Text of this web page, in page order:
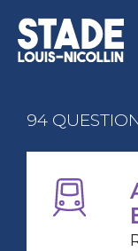
94